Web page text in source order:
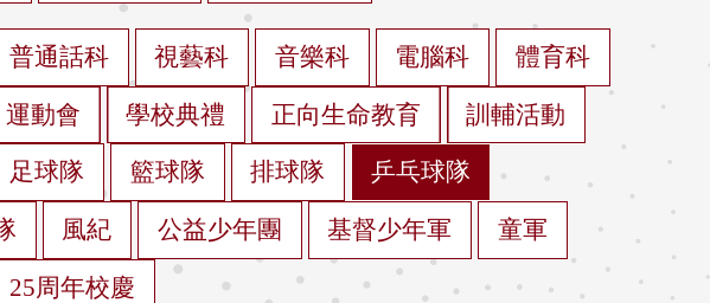
普通話科 視藝科 音樂科 電腦科 體育科
運動會 學校典禮 正向生命教育 訓輔活動
足球隊 籃球隊 排球隊 乒乓球隊
風紀 公益少年團 基督少年軍 童軍
25周年校慶